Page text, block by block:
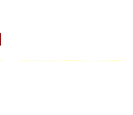
. .. ................... . ............. . ...............